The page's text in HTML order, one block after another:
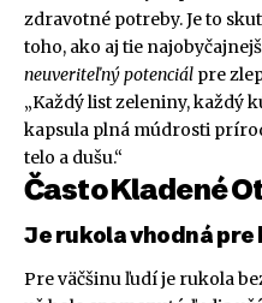
zdravotné potreby. Je to
toho, ako aj tie
neuveriteľný potenciál pre
„Každý list zeleniny, každý
kapsula plná múdrosti
telo a dušu.“
Často Kladené
Je rukola vhodná pre
Pre väčšinu ľudí je rukola